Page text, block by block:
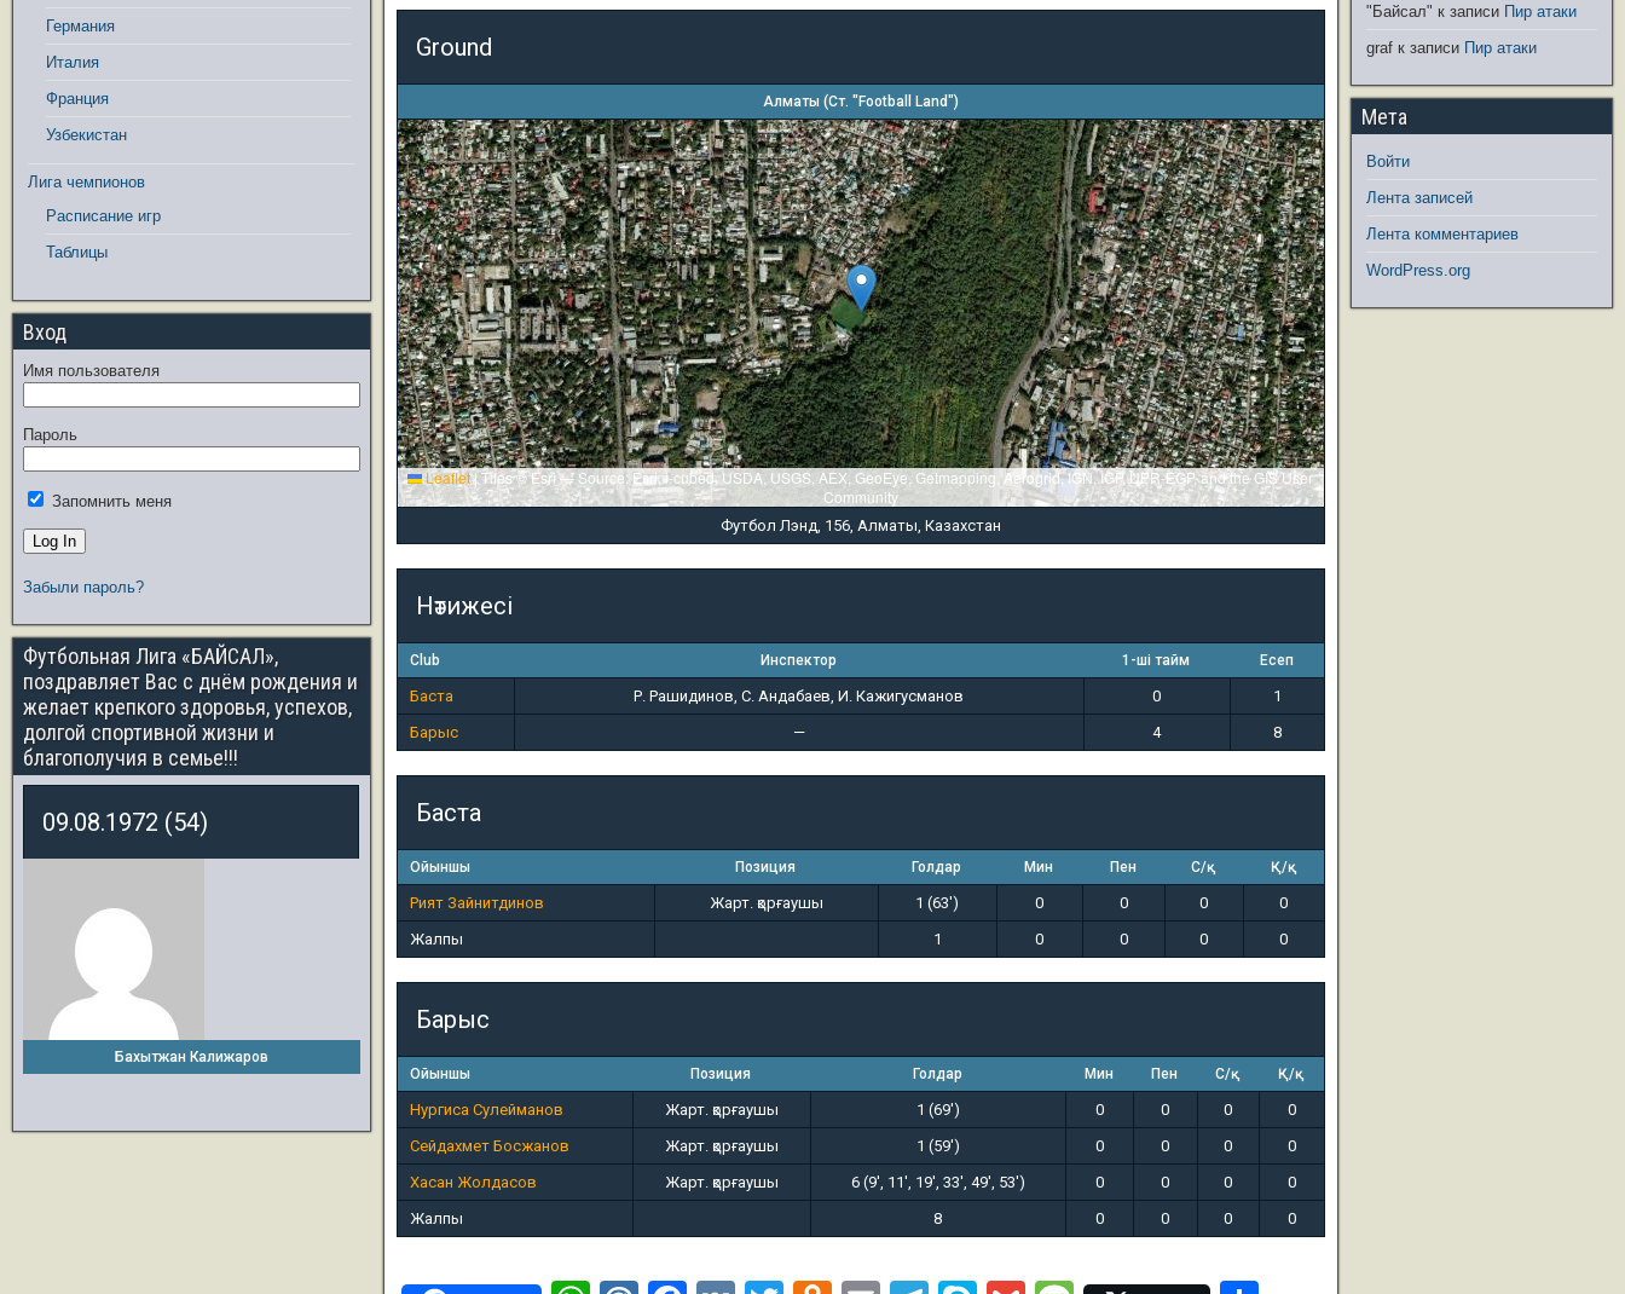
Ground
Алматы (Ст. "Football Land")
Leaflet|Tiles © Esri — Source: Esri, i-cubed, USDA, USGS, AEX, GeoEye, Getmapping, Aerogrid, IGN, IGP, UPR-EGP, and the GIS User
Community
Футбол Лэнд, 156, Алматы, Казахстан
Нәтижесі
Club Инспектор 1-ші тайм Есеп
Баста Р. Рашидинов, С. Андабаев, И. Кажигусманов 0
1
Барыс
— 4 8
Баста
Ойыншы Позиция Голдар Мин Пен С/қ Қ/қ
Рият Зайнитдинов Жарт. қорғаушы 1 (63') 0 0 0
0
Жалпы
1 0 0 0 0
Барыс
Ойыншы Позиция Голдар Мин Пен С/қ Қ/қ
Нургиса Сулейманов Жарт. қорғаушы 1 (69') 0 0 0
0
Сейдахмет Босжанов
Жарт. қорғаушы 1 (59') 0 0 0
0
Хасан Жолдасов
Жарт. қорғаушы 6 (9', 11', 19', 33', 49', 53') 0 0 0
0
Жалпы
8 0 0 0 0
Германия
Италия
Франция
Узбекистан
Лига чемпионов
Расписание игр
Таблицы
Вход
Имя пользователя
Пароль
Запомнить меня
Забыли пароль?
Футбольная Лига «БАЙСАЛ»,
поздравляет Вас с днём рождения и
желает крепкого здоровья, успехов,
долгой спортивной жизни и
благополучия в семье!!!
09.08.1972 (54)
Бахытжан Калижаров
"Байсал" к записи Пир атаки
graf к записи Пир атаки
Мета
Войти
Лента записей
Лента комментариев
WordPress.org